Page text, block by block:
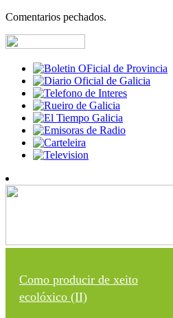
Comentarios pechados.
Como producir de xeito
ecolóxico (II)